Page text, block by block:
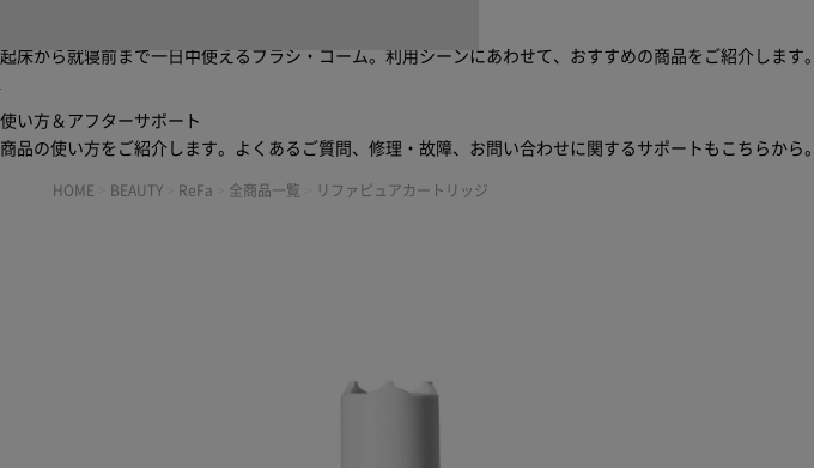
起床から就寝前まで一日中使えるブラシ・コーム。利用シーンにあわせて、おすすめの商品をご紹介します。
使い方＆アフターサポート
商品の使い方をご紹介します。よくあるご質問、修理・故障、お問い合わせに関するサポートもこちらから。
HOME BEAUTY ReFa 全商品一覧 リファピュアカートリッジ